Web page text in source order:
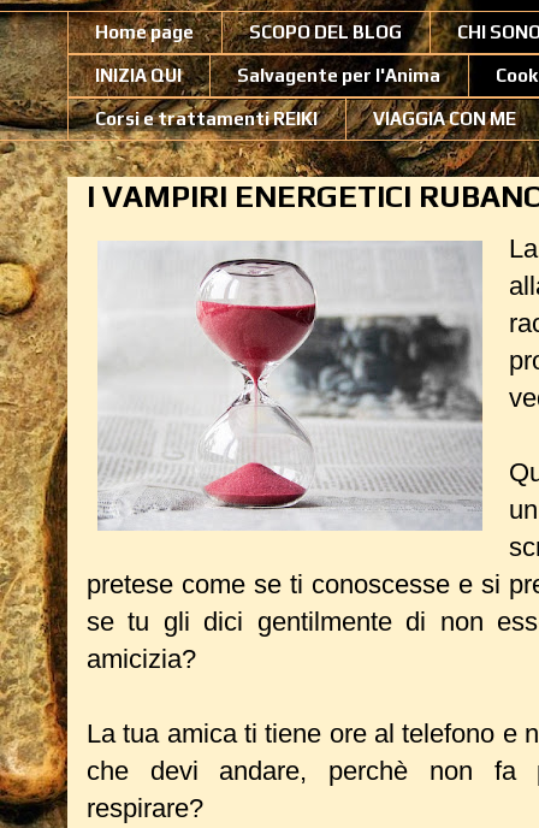
Home page SCOPO DEL BLOG CHI
INIZIA QUI Salvagente per l'Anima
Corsi e trattamenti REIKI VIAGGIA CON ME
I VAMPIRI ENERGETICI
pretese come se ti conoscesse e si
se tu gli dici gentilmente di non
amicizia?
La tua amica ti tiene ore al telefono e
che devi andare, perchè non fa
respirare?